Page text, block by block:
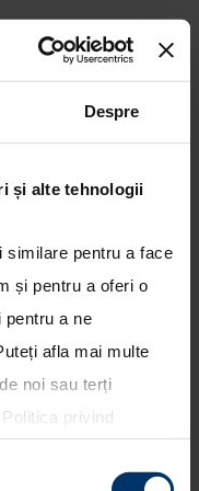
Despre
și alte tehnologii
similare pentru a face
și pentru a oferi o
pentru a ne
afla mai multe
noi sau terți
Politica privind
categorii sau să
din